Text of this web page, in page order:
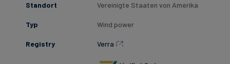
Standort Vereinigte Staaten von Amerika
Typ Wind power
Registry Verra